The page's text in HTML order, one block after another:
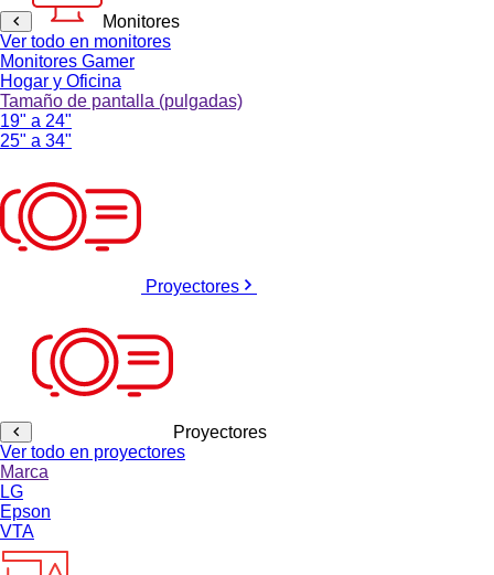
Monitores
Ver todo en monitores
Monitores Gamer
Hogar y Oficina
Tamaño de pantalla (pulgadas)
19" a 24"
25" a 34"
Proyectores
Proyectores
Ver todo en proyectores
Marca
LG
Epson
VTA